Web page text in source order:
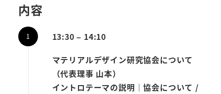
内容
13:30 – 14:10
マテリアルデザイン研究協会について
（代表理事 山本）
イントロテーマの説明｜協会について /